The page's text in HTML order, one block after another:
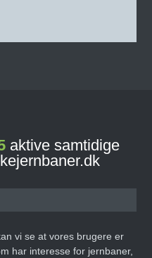
aktive samtidige
vi se at vores brugere er
har interesse for jernbaner,